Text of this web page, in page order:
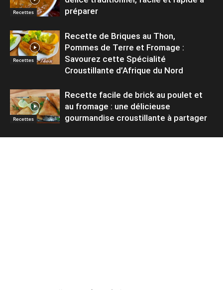
Recettes
préparer
Recettes
Recette de Briques au Thon,
Pommes de Terre et Fromage :
Savourez cette Spécialité
Croustillante d’Afrique du Nord
Recettes
Recette facile de brick au poulet et
au fromage : une délicieuse
gourmandise croustillante à partager